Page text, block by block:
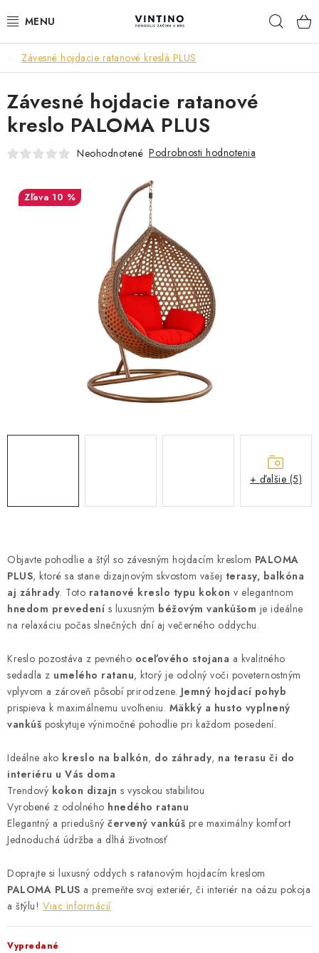
na
NÁBYTOK
VÝPREDAJ
ZÁVESNÉ HOJDACIE KRESLÁ
JEDÁLENSKÉ STOLY
JEDÁLENSKÉ STOLIČKY
ZÁHRADNÝ NÁBYTOK
STOJANY A REGÁLY
SKRIŇA NA TOPANKY
Všeobecné obchodné podmienky
Reklamácia vrátenie tovaru
Kontakty
Závesné hojdacie ratanové kreslá PLUS
Objavte pohodlie a štýl so závesným hojdacím kreslom PALOMA
PLUS, ktoré sa stane dizajnovým skvostom vašej terasy, balkóna
aj záhrady. Toto ratanové kreslo typu kokon v elegantnom
hnedom prevedení s luxusným béžovým vankúšom je ideálne
na relaxáciu počas slnečných dní aj večerného oddychu.
Kreslo pozostáva z pevného oceľového stojana a kvalitného
sedadla z umelého ratanu, ktorý je odolný voči poveternostným
vplyvom a zároveň pôsobí prirodzene. Jemný hojdací pohyb
prispieva k maximálnemu uvoľneniu. Mäkký a husto vyplnený
vankúš poskytuje výnimočné pohodlie pri každom posedení.
Ideálne ako kreslo na balkón, do záhrady, na terasu či do
interiéru u Vás doma
Trendový kokon dizajn s vysokou stabilitou
Vyrobené z odolného hnedého ratanu
Elegantný a priedušný červený vankúš pre maximálny komfort
Jednoduchá údržba a dlhá životnosť
Doprajte si luxusný oddych s ratanovým hojdacím kreslom
PALOMA PLUS a premeňte svoj exteriér, či interiér na oázu pokoja
a štýlu! Viac informácií
Vypredané
Závesné hojdacie ratanové
kreslo PALOMA PLUS
Neohodnotené Podrobnosti hodnotenia
10 %
+ ďalšie (5)